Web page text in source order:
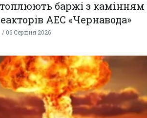
баржі з
АЕС «Чернавода»
06 Серпня 2026